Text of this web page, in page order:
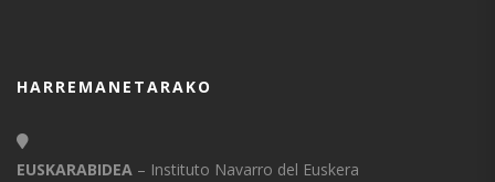
HARREMANETARAKO
EUSKARABIDEA – Instituto Navarro del Euskera